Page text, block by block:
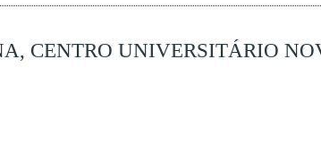
CENTRO UNIVERSITÁRIO